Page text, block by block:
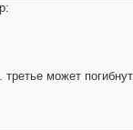
может